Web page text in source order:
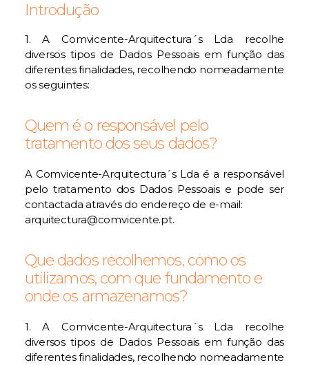
Introdução
1. A Comvicente-Arquitectura´s Lda recolhe
diversos tipos de Dados Pessoais em função das
diferentes finalidades, recolhendo nomeadamente
os seguintes:
Quem é o responsável pelo
tratamento dos seus dados?
A Comvicente-Arquitectura´s Lda é a responsável
pelo tratamento dos Dados Pessoais e pode ser
contactada através do endereço de e-mail:
arquitectura@comvicente.pt.
Que dados recolhemos, como os
utilizamos, com que fundamento e
onde os armazenamos?
1. A Comvicente-Arquitectura´s Lda recolhe
diversos tipos de Dados Pessoais em função das
diferentes finalidades, recolhendo nomeadamente